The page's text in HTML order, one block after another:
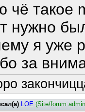
чё такое
нужно
я уже
за
LOE (Site/forum